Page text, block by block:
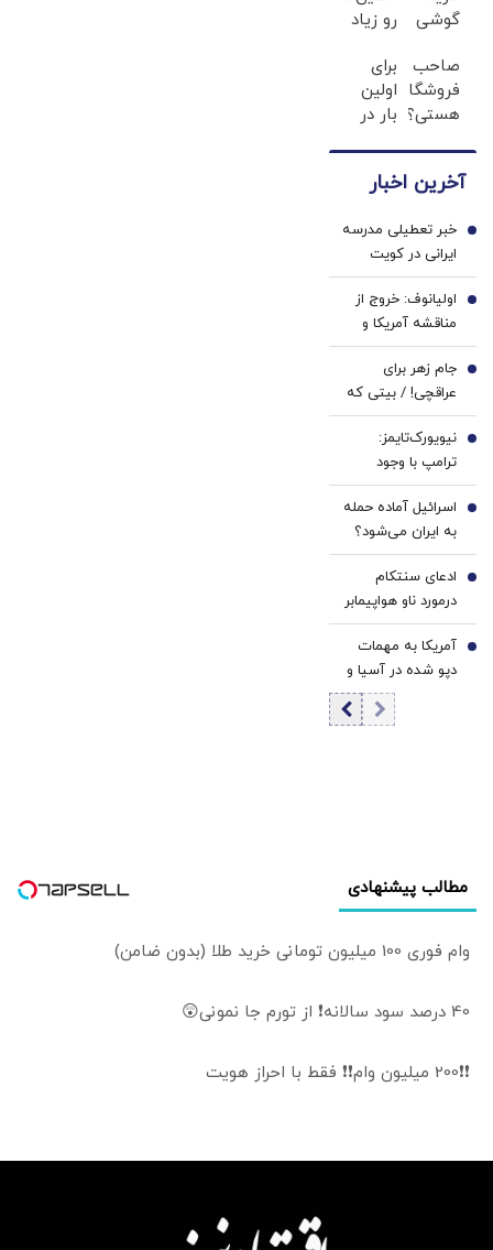
با جهان استگوشی
همین
حالا
درخواست
رو زیاد
بازدید
بالاتر =
درآمد
صاحب
فروشگاه
هستی؟
میلیارد
بگیر
برای
اولین
بار در
این
کرم
ترمیم
کننده
23
روزه
آخرین اخبار
خبر تعطیلی مدرسه
ایرانی در کویت
صحت دارد؟/ مقام
مسئول: سابقه این
مدارس به قبل از
انقلاب برمی‌گردد
1
اولیانوف: خروج از
مناقشه آمریکا و
ایران، تنها از مسیر
دیپلماسی ممکن
است
2
جام زهر برای
عراقچی! / بیتی که
پزشکیان در نشست
خبری خواند
3
نیویورک‌تایمز:
ترامپ با وجود
هشدار ارتش آمریکا
جنگ با ایران را آغاز
کرد
4
اسرائیل آماده حمله
به ایران می‌شود؟
5
ادعای سنتکام
درمورد ناو هواپیمابر
آبراهام لینکلن در
منطقه
6
آمریکا به مهمات
دپو شده در آسیا و
اروپا روی آورد؟
7
مطالب پیشنهادی
وام فوری 100 میلیون تومانی خرید طلا (بدون ضامن)
40 درصد سود سالانه❗ از تورم جا نمونی😲
❗❗200 میلیون وام❗❗ فقط با احراز هویت